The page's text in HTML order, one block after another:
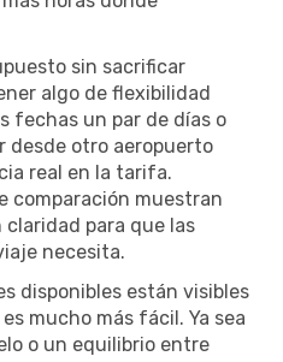
sin sacrificar
algo de flexibilidad
fechas un par de días o
desde otro aeropuerto
real en la tarifa.
comparación muestran
para que las
necesita.
disponibles están visibles
mucho más fácil. Ya sea
o un equilibrio entre